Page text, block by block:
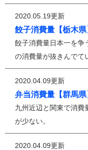
2020.05.19更新
餃子消費量【栃木県
餃子消費量日本一を争
の消費量が抜きんでて
2020.04.09更新
弁当消費量【群馬県
九州近辺と関東で消費
が少ない。
2020.04.09更新